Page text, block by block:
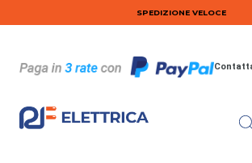
Salta al contenuto principaleSPEDIZIONE VELOCE